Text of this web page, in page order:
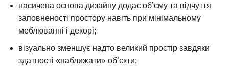
насичена основа дизайну додає об’єму та відчуття
заповненості простору навіть при мінімальному
меблюванні і декорі;
візуально зменшує надто великий простір завдяки
здатності «наближати» об’єкти;